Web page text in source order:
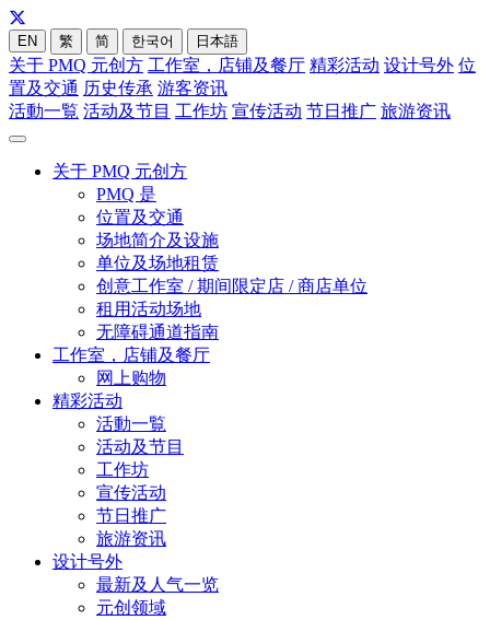
EN 繁 简 한국어 日本語
关于 PMQ 元创方 工作室，店铺及餐厅 精彩活动 设计号外 位
置及交通 历史传承 游客资讯
活動一覧 活动及节目 工作坊 宣传活动 节日推广 旅游资讯
关于 PMQ 元创方
PMQ 是
位置及交通
场地简介及设施
单位及场地租赁
创意工作室 / 期间限定店 / 商店单位
租用活动场地
无障碍通道指南
工作室，店铺及餐厅
网上购物
精彩活动
活動一覧
活动及节目
工作坊
宣传活动
节日推广
旅游资讯
设计号外
最新及人气一览
元创领域